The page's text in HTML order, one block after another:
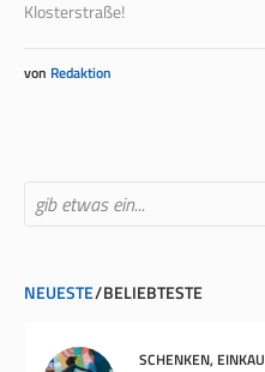
Klosterstraße!
von Redaktion
NEUESTE BELIEBTESTE
SCHENKEN,